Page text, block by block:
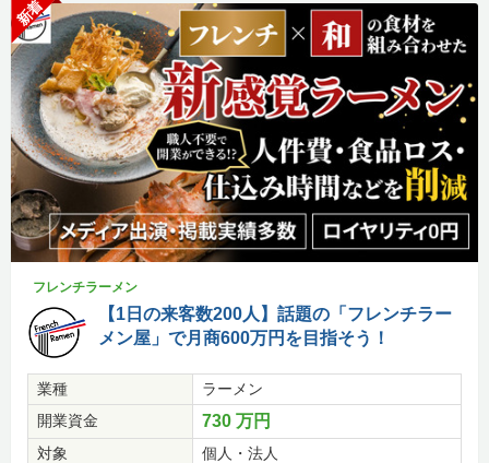
新着
フレンチラーメン
【1日の来客数200人】話題の「フレンチラー
メン屋」で月商600万円を目指そう！
業種
ラーメン
開業資金
730 万円
対象 個人・法人